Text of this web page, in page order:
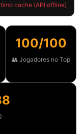
cache (API offline)
100/100
👥 Jogadores no Top